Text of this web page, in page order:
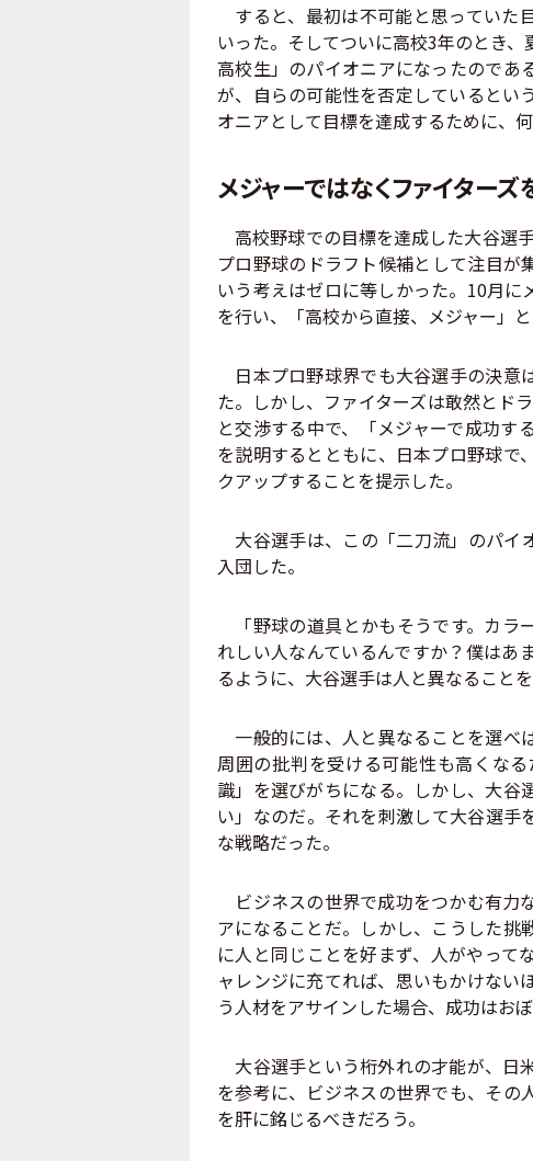
すると、最初は不可能と思っていた
いった。そしてついに高校3年のとき
高校生」のパイオニアになったのであ
が、自らの可能性を否定しているとい
オニアとして目標を達成するために、
メジャーではなくファイター
高校野球での目標を達成した大谷選
プロ野球のドラフト候補として注目が
いう考えはゼロに等しかった。10月
を行い、「高校から直接、メジャー」
日本プロ野球界でも大谷選手の決意
た。しかし、ファイターズは敢然とド
と交渉する中で、「メジャーで成功す
を説明するとともに、日本プロ野球で
クアップすることを提示した。
大谷選手は、この「二刀流」のパイ
入団した。
「野球の道具とかもそうです。カラ
れしい人なんているんですか？僕はあ
るように、大谷選手は人と異なること
一般的には、人と異なることを選べ
周囲の批判を受ける可能性も高くな
識」を選びがちになる。しかし、大谷
い」なのだ。それを刺激して大谷選
な戦略だった。
ビジネスの世界で成功をつかむ有力
アになることだ。しかし、こうした挑
に人と同じことを好まず、人がやって
ャレンジに充てれば、思いもかけな
う人材をアサインした場合、成功はお
大谷選手という桁外れの才能が、日
を参考に、ビジネスの世界でも、その
を肝に銘じるべきだろう。